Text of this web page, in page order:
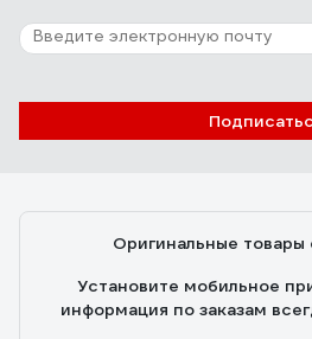
Оригинальные товары
Установите мобильное
информация по заказам